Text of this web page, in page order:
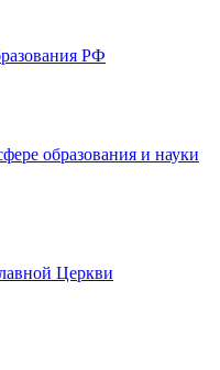
РФ
образования и науки
Церкви